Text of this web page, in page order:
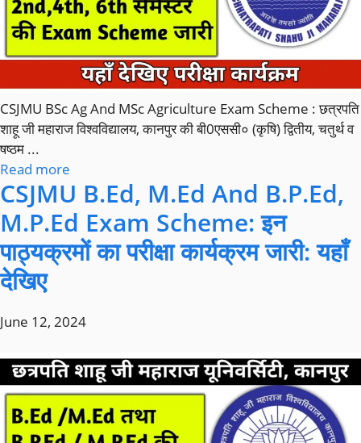
CSJMU BSc Ag And MSc Agriculture Exam Scheme : छत्रपति
शाहू जी महाराज विश्वविद्यालय, कानपुर की बी0एससी० (कृषि) द्वितीय, चतुर्थ व
षष्ठम ...
Read more
CSJMU B.Ed, M.Ed And B.P.Ed,
M.P.Ed Exam Scheme: इन
पाठ्यक्रमों का परीक्षा कार्यक्रम जारी: यहाँ
देखिए
June 12, 2024